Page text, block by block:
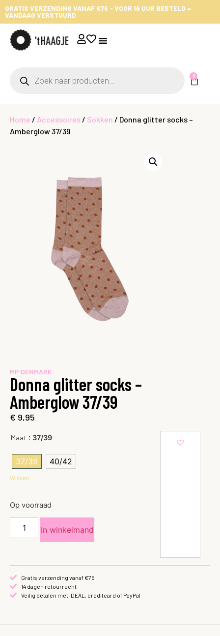
GRATIS VERZENDING VANAF €75 - VOOR 16 UUR BESTELD =
VANDAAG VERSTUURD
0
Home / Accessoires / Sokken / Donna glitter socks –
Amberglow 37/39
MP DENMARK
Donna glitter socks –
Amberglow 37/39
€ 9,95
Maat : 37/39
37/39 40/42
Wissen
Op voorraad
In winkelmand
Gratis verzending vanaf €75
14 dagen retourrecht
Veilig betalen met iDEAL, creditcard of PayPal